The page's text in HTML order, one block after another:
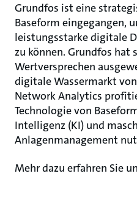
Grundfos ist eine
Baseform eingegangen,
leistungsstarke digitale
zu können. Grundfos hat
Wertversprechen
digitale Wassermarkt
Network Analytics
Technologie von
Intelligenz (KI) und
Anlagenmanagement
Mehr dazu erfahren Sie